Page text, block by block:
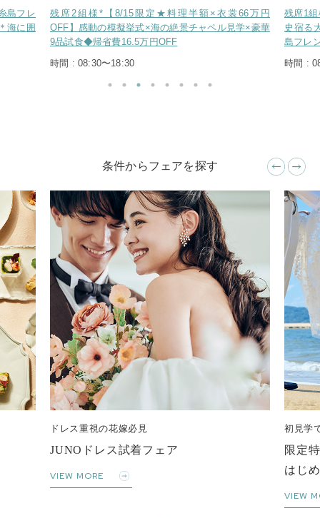
*【8/15限定★料理半額×衣裳66万円
模擬挙式×海の絶景チャペル見学×豪華
省費16.5万円OFF
残席1組様【*お盆特大*】海
史宿る大聖堂《挙式0円＆
島フレンチ＊黒毛和牛の食べ
条件からフェアを探す
視の花嫁必見
ドレス試着フェア
はじめての式場見学